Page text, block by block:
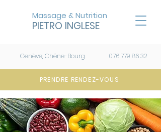
Massage & Nutrition
PIETRO INGLESE
Genève, Chêne-Bourg 076 779 86 32
PRENDRE RENDEZ-VOUS